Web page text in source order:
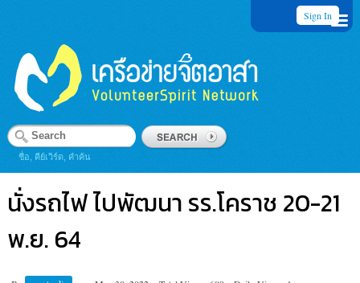
Sign In
ชื่อ, คีย์เวิร์ด, คำค้น
นั่งรถไฟ ไปพัฒนา รร.โคราช 20-21
พ.ย. 64